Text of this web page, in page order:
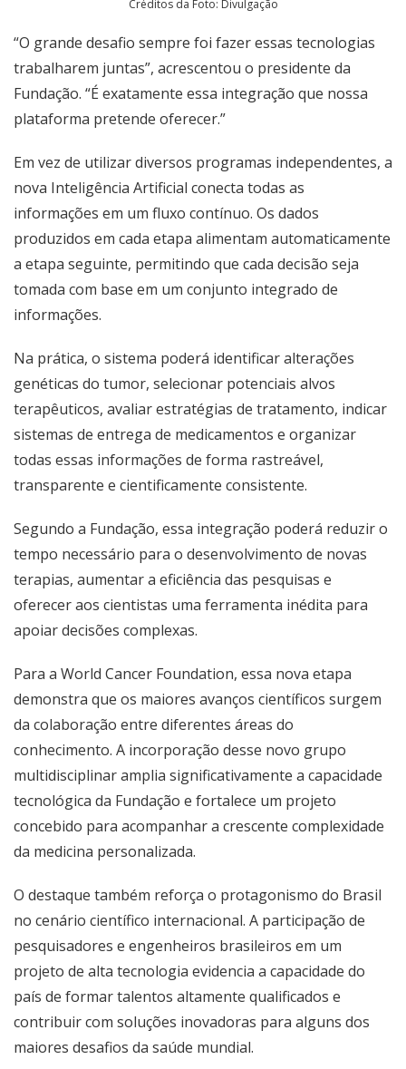
Créditos da Foto: Divulgação
“O grande desafio sempre foi fazer essas tecnologias
trabalharem juntas”, acrescentou o presidente da
Fundação. “É exatamente essa integração que nossa
plataforma pretende oferecer.”
Em vez de utilizar diversos programas independentes, a
nova Inteligência Artificial conecta todas as
informações em um fluxo contínuo. Os dados
produzidos em cada etapa alimentam automaticamente
a etapa seguinte, permitindo que cada decisão seja
tomada com base em um conjunto integrado de
informações.
Na prática, o sistema poderá identificar alterações
genéticas do tumor, selecionar potenciais alvos
terapêuticos, avaliar estratégias de tratamento, indicar
sistemas de entrega de medicamentos e organizar
todas essas informações de forma rastreável,
transparente e cientificamente consistente.
Segundo a Fundação, essa integração poderá reduzir o
tempo necessário para o desenvolvimento de novas
terapias, aumentar a eficiência das pesquisas e
oferecer aos cientistas uma ferramenta inédita para
apoiar decisões complexas.
Para a World Cancer Foundation, essa nova etapa
demonstra que os maiores avanços científicos surgem
da colaboração entre diferentes áreas do
conhecimento. A incorporação desse novo grupo
multidisciplinar amplia significativamente a capacidade
tecnológica da Fundação e fortalece um projeto
concebido para acompanhar a crescente complexidade
da medicina personalizada.
O destaque também reforça o protagonismo do Brasil
no cenário científico internacional. A participação de
pesquisadores e engenheiros brasileiros em um
projeto de alta tecnologia evidencia a capacidade do
país de formar talentos altamente qualificados e
contribuir com soluções inovadoras para alguns dos
maiores desafios da saúde mundial.